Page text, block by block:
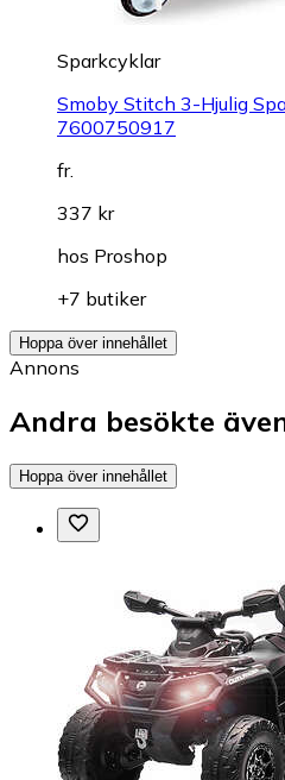
Sparkcyklar
Smoby Stitch 3-Hjulig
7600750917
fr.
337 kr
hos Proshop
+7 butiker
Hoppa över innehållet
Annons
Andra besökte
Hoppa över innehållet